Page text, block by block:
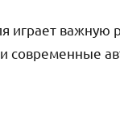
играет важную
современные